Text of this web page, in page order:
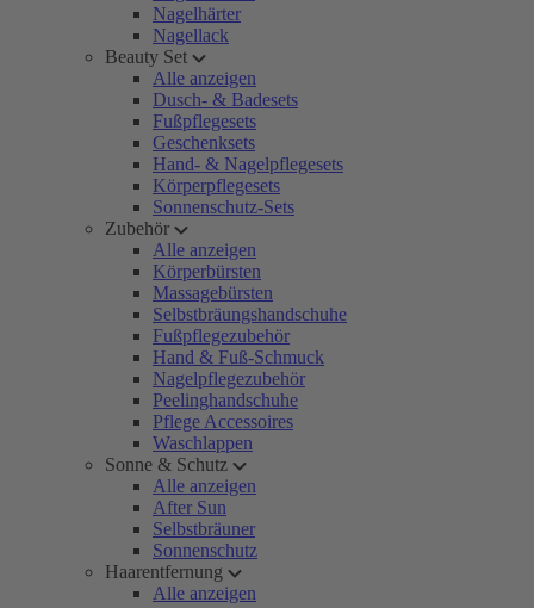
Nagelhärter
Nagellack
Beauty Set
Alle anzeigen
Dusch- & Badesets
Fußpflegesets
Geschenksets
Hand- & Nagelpflegesets
Körperpflegesets
Sonnenschutz-Sets
Zubehör
Alle anzeigen
Körperbürsten
Massagebürsten
Selbstbräungshandschuhe
Fußpflegezubehör
Hand & Fuß-Schmuck
Nagelpflegezubehör
Peelinghandschuhe
Pflege Accessoires
Waschlappen
Sonne & Schutz
Alle anzeigen
After Sun
Selbstbräuner
Sonnenschutz
Haarentfernung
Alle anzeigen